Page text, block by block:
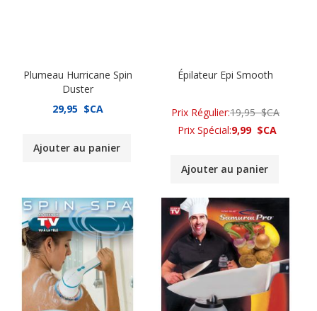
Plumeau Hurricane Spin
Duster
29,95 $CA
Ajouter au panier
Épilateur Epi Smooth
Prix Spécial 9,99 $CA
Prix Régulier19,95 $CA
Ajouter au panier